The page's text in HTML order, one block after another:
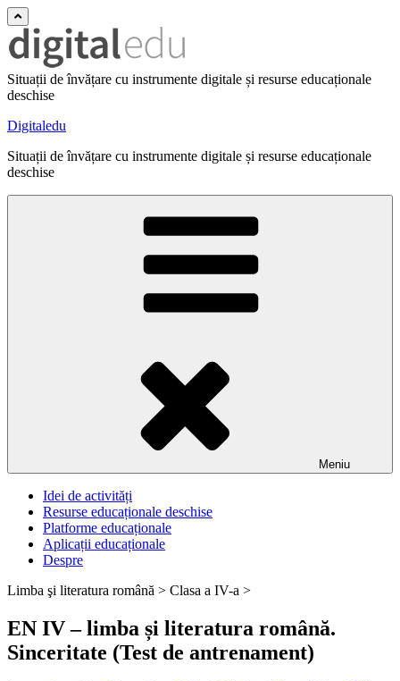
Situații de învățare cu instrumente digitale și resurse educaționale
deschise
Digitaledu
Situații de învățare cu instrumente digitale și resurse educaționale
deschise
Meniu
Idei de activități
Resurse educaționale deschise
Platforme educaționale
Aplicații educaționale
Despre
Limba şi literatura română > Clasa a IV-a >
EN IV – limba și literatura română.
Sinceritate (Test de antrenament)